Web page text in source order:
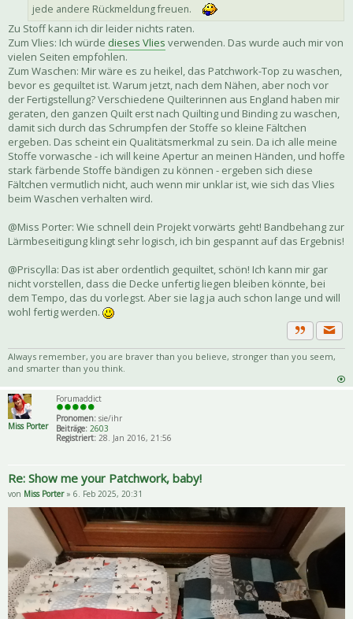
jede andere Rückmeldung freuen.
Zu Stoff kann ich dir leider nichts raten.
Zum Vlies: Ich würde dieses Vlies verwenden. Das wurde auch mir von
vielen Seiten empfohlen.
Zum Waschen: Mir wäre es zu heikel, das Patchwork-Top zu waschen,
bevor es gequiltet ist. Warum jetzt, nach dem Nähen, aber noch vor
der Fertigstellung? Verschiedene Quilterinnen aus England haben mir
geraten, den ganzen Quilt erst nach Quilting und Binding zu waschen,
damit sich durch das Schrumpfen der Stoffe so kleine Fältchen
ergeben. Das scheint ein Qualitätsmerkmal zu sein. Da ich alle meine
Stoffe vorwasche - ich will keine Apertur an meinen Händen, und hoffe
stark färbende Stoffe bändigen zu können - ergeben sich diese
Fältchen vermutlich nicht, auch wenn mir unklar ist, wie sich das Vlies
beim Waschen verhalten wird.
@Miss Porter: Wie schnell dein Projekt vorwärts geht! Bandbehang zur
Lärmbeseitigung klingt sehr logisch, ich bin gespannt auf das Ergebnis!
@Priscylla: Das ist aber ordentlich gequiltet, schön! Ich kann mir gar
nicht vorstellen, dass die Decke unfertig liegen bleiben könnte, bei
dem Tempo, das du vorlegst. Aber sie lag ja auch schon lange und will
wohl fertig werden.
Zitat
Always remember, you are braver than you believe, stronger than you seem,
and smarter than you think.
Miss Porter
Forumaddict
Pronomen: sie/ihr
Beiträge: 2603
Registriert: 28. Jan 2016, 21:56
Re: Show me your Patchwork, baby!
von Miss Porter» 6. Feb 2025, 20:31